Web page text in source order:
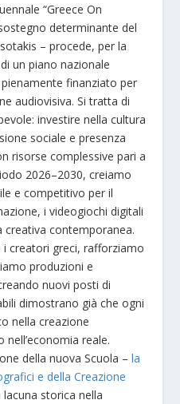
“Greece On
determinante del
– procede, per la
un piano nazionale
finanziato per
audiovisiva. Si tratta di
investire nella cultura
sociale e presenza
risorse complessive pari a
2026–2030, creiamo
e competitivo per il
i videogiochi digitali
creativa contemporanea.
creatori greci, rafforziamo
produzioni e
nuovi posti di
dimostrano già che ogni
nella creazione
nell’economia reale.
della nuova Scuola –la
e della Creazione
storica nella